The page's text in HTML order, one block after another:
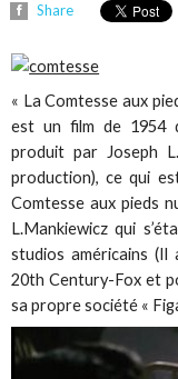
Share
« La Comtesse aux
est un film de 1954
produit par Joseph
production), ce qui
Comtesse aux pieds
L.Mankiewicz qui
studios américains
20th Century-Fox et
sa propre société «